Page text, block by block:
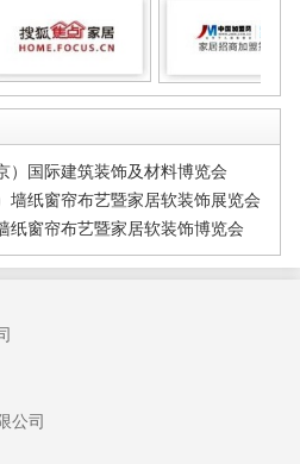
）国际建筑装饰及材料博览会
墙纸窗帘布艺暨家居软装饰展览会
纸窗帘布艺暨家居软装饰博览会
公司